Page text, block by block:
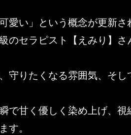
愛い」という概念が更新
のセラピスト【えみり】さ
守りたくなる雰囲気、そし
で甘く優しく染め上げ、
す。